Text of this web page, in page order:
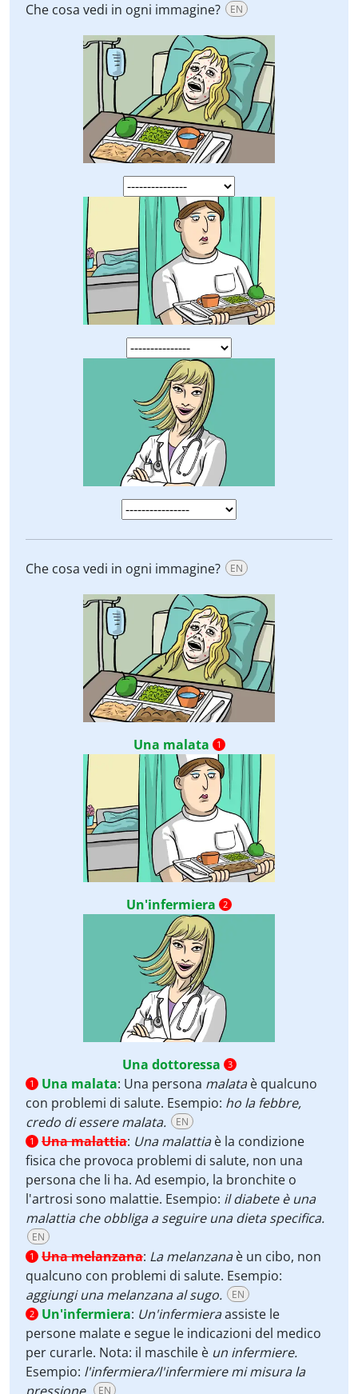
Che cosa vedi in ogni immagine? EN
Che cosa vedi in ogni immagine? EN
Una malata 1
Un'infermiera 2
Una dottoressa
3
1
Una malata: Una persona malataè qualcuno
con problemi di salute. Esempio: ho la febbre,
credo di essere malata.
EN
1 Una malattia: Una malattiaè la condizione
fisica che provoca problemi di salute, non una
persona che li ha. Ad esempio, la bronchite o
l'artrosi sono malattie. Esempio: il diabete è una
malattia che obbliga a seguire una dieta specifica.
EN
1 Una melanzana: La melanzanaè un cibo, non
qualcuno con problemi di salute. Esempio:
aggiungi una melanzana al sugo.
EN
2 Un'infermiera: Un'infermieraassiste le
persone malate e segue le indicazioni del medico
per curarle. Nota: il maschile è un infermiere.
Esempio: l'infermiera/l'infermiere mi misura la
EN